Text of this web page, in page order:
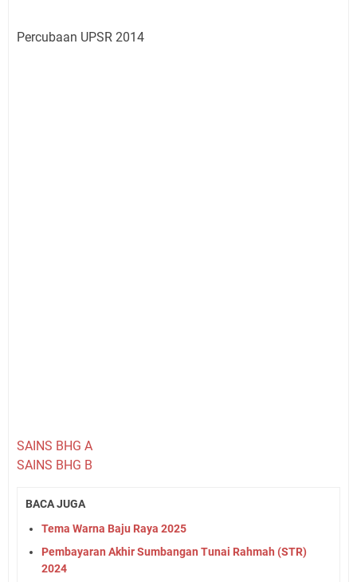
Percubaan UPSR 2014
SAINS BHG A
SAINS BHG B
BACA JUGA
Tema Warna Baju Raya 2025
Pembayaran Akhir Sumbangan Tunai Rahmah (STR)
2024